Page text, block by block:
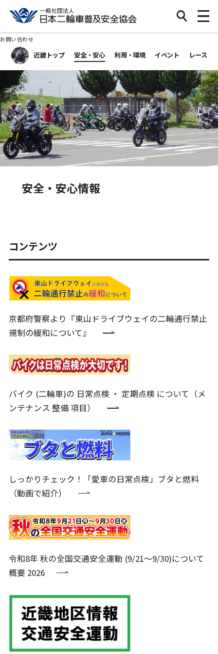
近畿トップ 安全・安心 利用・環境 イベント レース
お問い合わせ
安全・安心情報
コンテンツ
京都府警察より『東山ドライブウェイの二輪通行禁止
規制の緩和について』
バイク (二輪車)の 日常点検 ・ 定期点検 について（メ
ンテナンス 整備 項目）
しっかりチェック！「愛車の日常点検」ブタと燃料
（動画で紹介）
令和8年 秋の全国交通安全運動 (9/21～9/30)について
概要 2026